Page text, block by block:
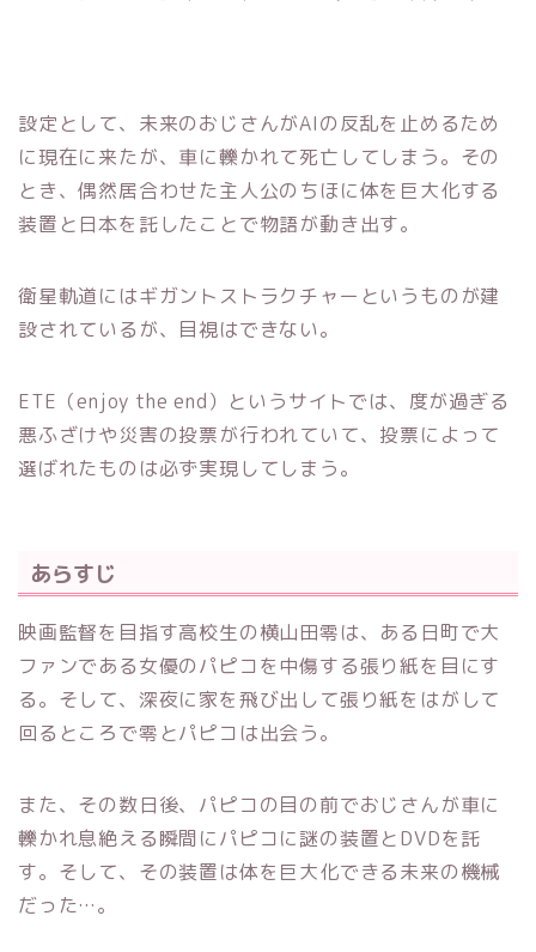
設定として、未来のおじさんがAIの反乱を止めるため
に現在に来たが、車に轢かれて死亡してしまう。その
とき、偶然居合わせた主人公のちほに体を巨大化する
装置と日本を託したことで物語が動き出す。
衛星軌道にはギガントストラクチャーというものが建
設されているが、目視はできない。
ETE（enjoy the end）というサイトでは、度が過ぎる
悪ふざけや災害の投票が行われていて、投票によって
選ばれたものは必ず実現してしまう。
あらすじ
映画監督を目指す高校生の横山田零は、ある日町で大
ファンである女優のパピコを中傷する張り紙を目にす
る。そして、深夜に家を飛び出して張り紙をはがして
回るところで零とパピコは出会う。
また、その数日後、パピコの目の前でおじさんが車に
轢かれ息絶える瞬間にパピコに謎の装置とDVDを託
す。そして、その装置は体を巨大化できる未来の機械
だった…。